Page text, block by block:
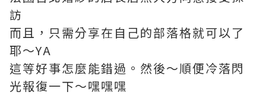
訪
而且，只需分享在自己的部落格就可以了
耶～YA
這等好事怎麼能錯過。然後～順便冷落閃
光報復一下～嘿嘿嘿